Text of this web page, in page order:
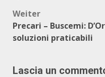
Weiter
Precari – Buscemi:
soluzioni praticabili
Lascia un